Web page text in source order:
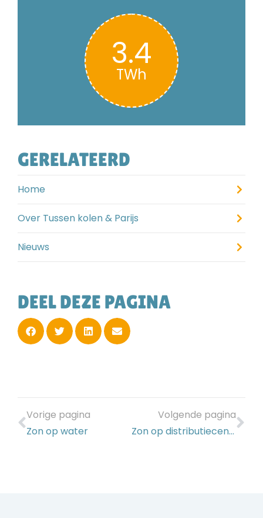
TWh
3.4
GERELATEERD
Home
Over Tussen kolen & Parijs
Nieuws
DEEL DEZE PAGINA
Vorige pagina
Zon op water
Volgende pagina
Zon op distributiecentra